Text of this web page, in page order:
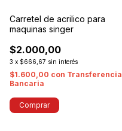
Carretel de acrilico para
maquinas singer
$2.000,00
3 x $666,67 sin interés
$1.600,00 con Transferencia
Bancaria